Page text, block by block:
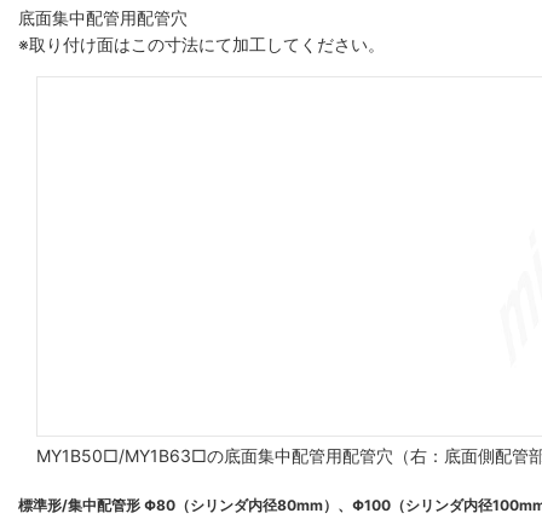
底面集中配管用配管穴
※取り付け面はこの寸法にて加工してください。
MY1B50□/MY1B63□の底面集中配管用配管穴（右：底面側配管
標準形/集中配管形 Φ80（シリンダ内径80mm）、Φ100（シリンダ内径